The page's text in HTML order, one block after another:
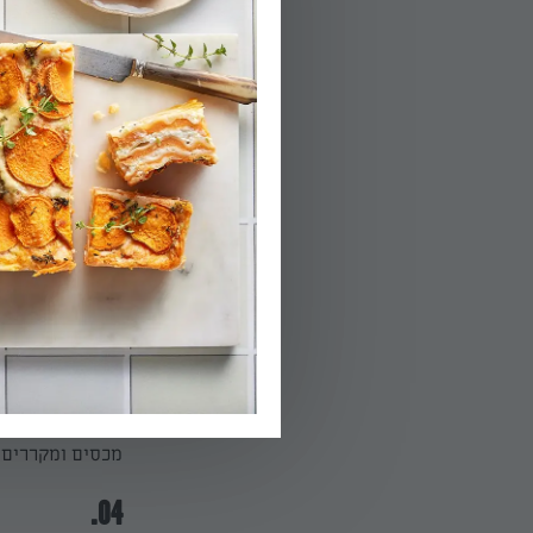
הפעלת טיימר
02.
בקערה גדולה
לתערובת
03.
מכמות
כשהצד
מכסים
04.